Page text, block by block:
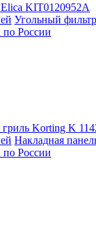
Угольный
по России
Накладная
по России